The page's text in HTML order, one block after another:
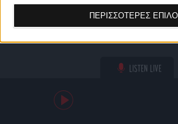
κουμπί "Απορρήτου" στο κάτω μέρος της
ΠΕΡΙΣΣΟΤΕΡΕΣ
LISTEN LIVE